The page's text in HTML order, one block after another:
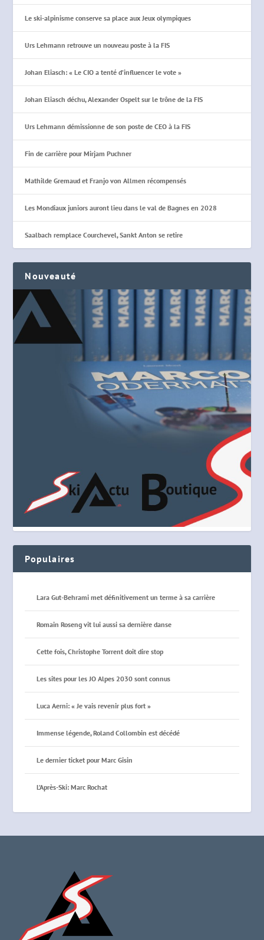
Le ski-alpinisme conserve sa place aux Jeux olympiques
Urs Lehmann retrouve un nouveau poste à la FIS
Johan Eliasch: « Le CIO a tenté d’influencer le vote »
Johan Eliasch déchu, Alexander Ospelt sur le trône de la FIS
Urs Lehmann démissionne de son poste de CEO à la FIS
Fin de carrière pour Mirjam Puchner
Mathilde Gremaud et Franjo von Allmen récompensés
Les Mondiaux juniors auront lieu dans le val de Bagnes en 2028
Saalbach remplace Courchevel, Sankt Anton se retire
Nouveauté
Populaires
Lara Gut-Behrami met définitivement un terme à sa carrière
Romain Roseng vit lui aussi sa dernière danse
Cette fois, Christophe Torrent doit dire stop
Les sites pour les JO Alpes 2030 sont connus
Luca Aerni: « Je vais revenir plus fort »
Immense légende, Roland Collombin est décédé
Le dernier ticket pour Marc Gisin
L’Après-Ski: Marc Rochat